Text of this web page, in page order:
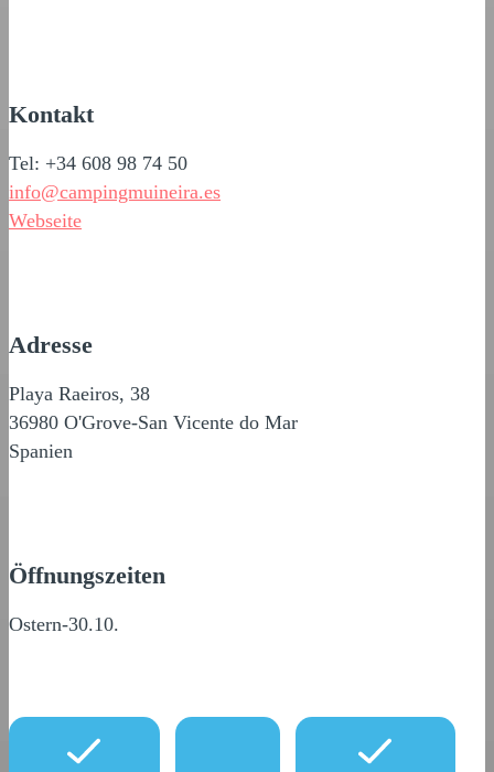
Kontakt
Tel: +34 608 98 74 50
info@campingmuineira.es
Webseite
Adresse
Playa Raeiros, 38
36980 O'Grove-San Vicente do Mar
Spanien
Öffnungszeiten
Ostern-30.10.